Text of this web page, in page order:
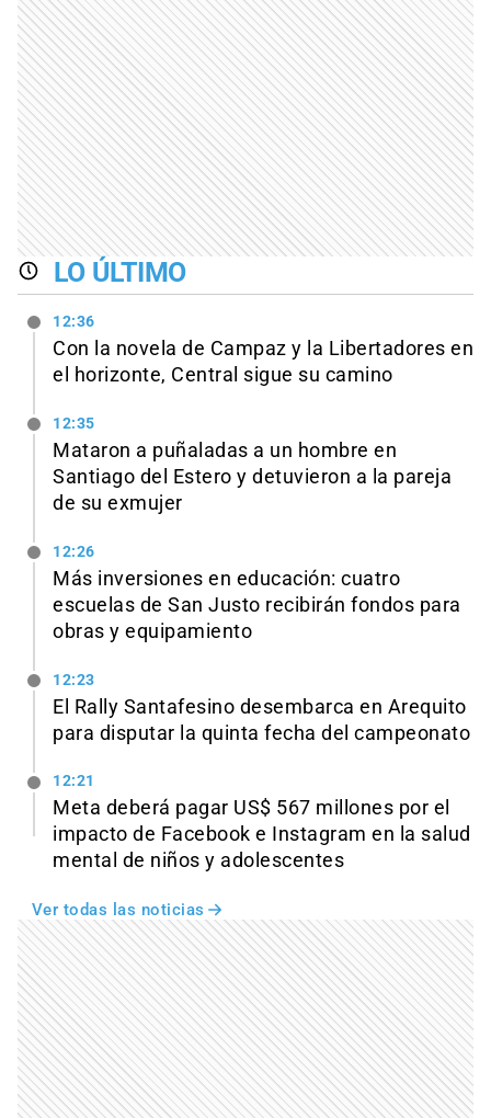
LO ÚLTIMO
12:36
Con la novela de Campaz y la Libertadores en
el horizonte, Central sigue su camino
12:35
Mataron a puñaladas a un hombre en
Santiago del Estero y detuvieron a la pareja
de su exmujer
12:26
Más inversiones en educación: cuatro
escuelas de San Justo recibirán fondos para
obras y equipamiento
12:23
El Rally Santafesino desembarca en Arequito
para disputar la quinta fecha del campeonato
12:21
Meta deberá pagar US$ 567 millones por el
impacto de Facebook e Instagram en la salud
mental de niños y adolescentes
Ver todas las noticias